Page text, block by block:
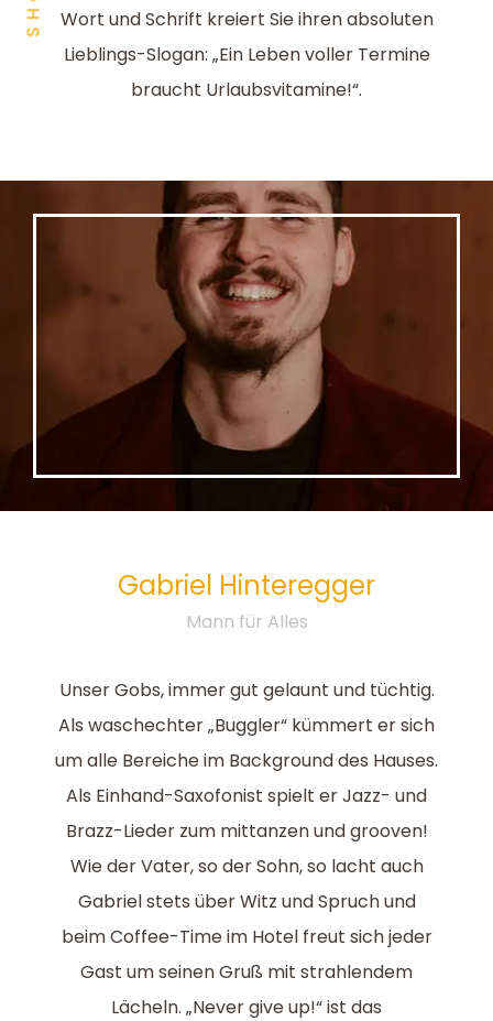
Wort und Schrift kreiert Sie ihren absoluten
Lieblings-Slogan: „Ein Leben voller Termine
braucht Urlaubsvitamine!“.
Gabriel Hinteregger
Mann für Alles
Unser Gobs, immer gut gelaunt und tüchtig.
Als waschechter „Buggler“ kümmert er sich
um alle Bereiche im Background des Hauses.
Als Einhand-Saxofonist spielt er Jazz- und
Brazz-Lieder zum mittanzen und grooven!
Wie der Vater, so der Sohn, so lacht auch
Gabriel stets über Witz und Spruch und
beim Coffee-Time im Hotel freut sich jeder
Gast um seinen Gruß mit strahlendem
Lächeln. „Never give up!“ ist das